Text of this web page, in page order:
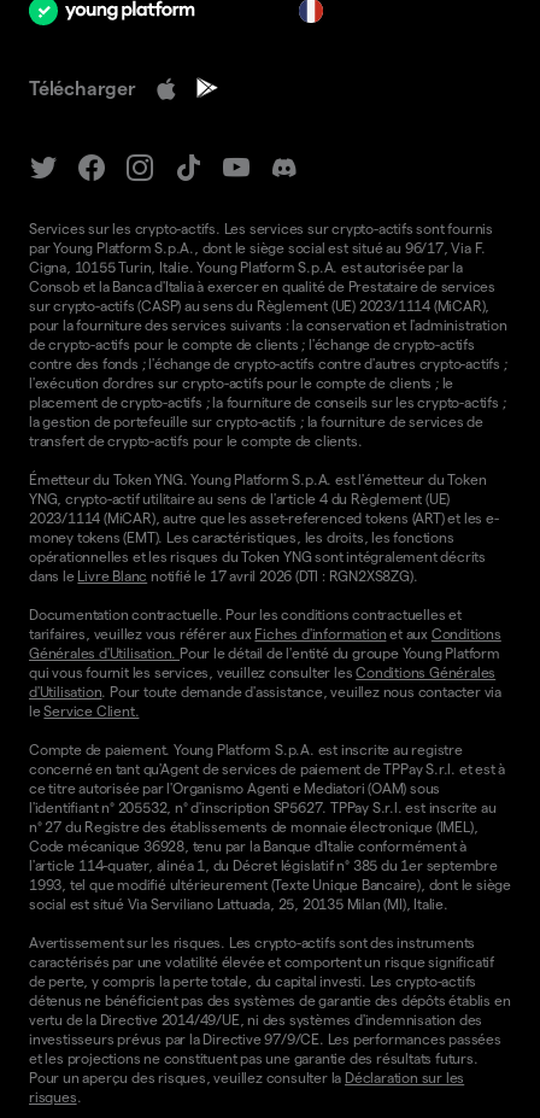
Télécharger
Services sur les crypto-actifs. Les services sur crypto-actifs sont fournis
par Young Platform S.p.A., dont le siège social est situé au 96/17, Via F.
Cigna, 10155 Turin, Italie. Young Platform S.p.A. est autorisée par la
Consob et la Banca d'Italia à exercer en qualité de Prestataire de services
sur crypto-actifs (CASP) au sens du Règlement (UE) 2023/1114 (MiCAR),
pour la fourniture des services suivants : la conservation et l'administration
de crypto-actifs pour le compte de clients ; l'échange de crypto-actifs
contre des fonds ; l'échange de crypto-actifs contre d'autres crypto-actifs ;
l'exécution d'ordres sur crypto-actifs pour le compte de clients ; le
placement de crypto-actifs ; la fourniture de conseils sur les crypto-actifs ;
la gestion de portefeuille sur crypto-actifs ; la fourniture de services de
transfert de crypto-actifs pour le compte de clients.
Émetteur du Token YNG. Young Platform S.p.A. est l'émetteur du Token
YNG, crypto-actif utilitaire au sens de l'article 4 du Règlement (UE)
2023/1114 (MiCAR), autre que les asset-referenced tokens (ART) et les e-
money tokens (EMT). Les caractéristiques, les droits, les fonctions
opérationnelles et les risques du Token YNG sont intégralement décrits
dans le Livre Blanc notifié le 17 avril 2026 (DTI : RGN2XS8ZG).
Documentation contractuelle. Pour les conditions contractuelles et
tarifaires, veuillez vous référer aux Fiches d'information et aux Conditions
Générales d'Utilisation. Pour le détail de l'entité du groupe Young Platform
qui vous fournit les services, veuillez consulter lesConditions Générales
d'Utilisation . Pour toute demande d'assistance, veuillez nous contacter via
leService Client.
Compte de paiement. Young Platform S.p.A. est inscrite au registre
concerné en tant qu'Agent de services de paiement de TPPay S.r.l. et est à
ce titre autorisée par l'Organismo Agenti e Mediatori (OAM) sous
l'identifiant n° 205532, n° d'inscription SP5627. TPPay S.r.l. est inscrite au
n° 27 du Registre des établissements de monnaie électronique (IMEL),
Code mécanique 36928, tenu par la Banque d'Italie conformément à
l'article 114-quater, alinéa 1, du Décret législatif n° 385 du 1er septembre
1993, tel que modifié ultérieurement (Texte Unique Bancaire), dont le siège
social est situé Via Serviliano Lattuada, 25, 20135 Milan (MI), Italie.
Avertissement sur les risques. Les crypto-actifs sont des instruments
caractérisés par une volatilité élevée et comportent un risque significatif
de perte, y compris la perte totale, du capital investi. Les crypto-actifs
détenus ne bénéficient pas des systèmes de garantie des dépôts établis en
vertu de la Directive 2014/49/UE, ni des systèmes d'indemnisation des
investisseurs prévus par la Directive 97/9/CE. Les performances passées
et les projections ne constituent pas une garantie des résultats futurs.
Pour un aperçu des risques, veuillez consulter la Déclaration sur les
risques